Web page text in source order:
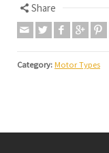
Share
Category: Motor Types